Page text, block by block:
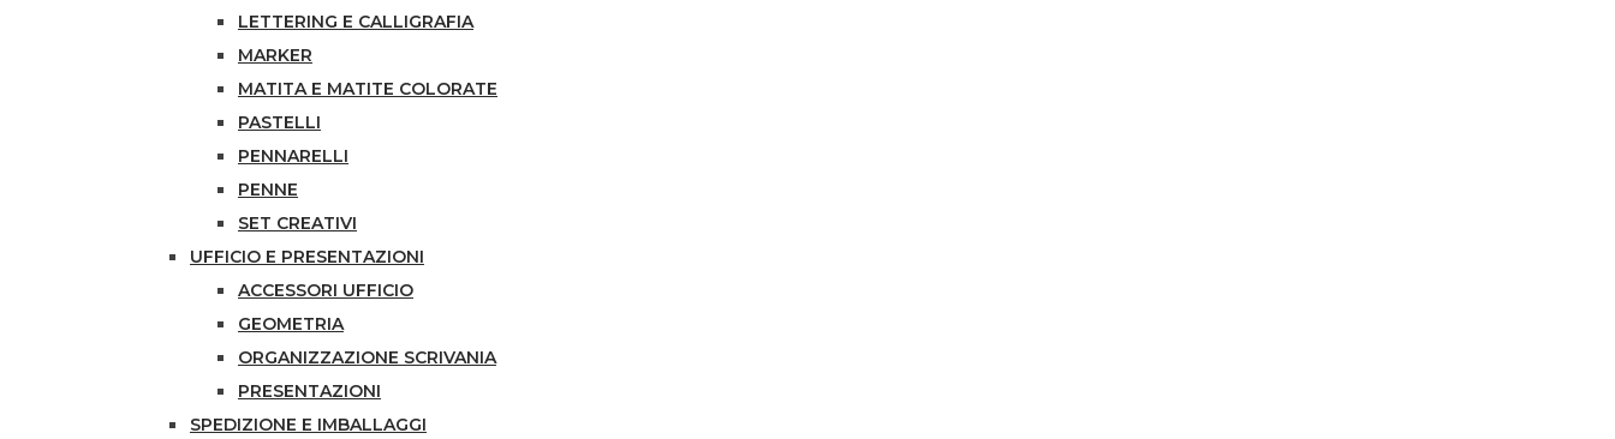
LETTERING E CALLIGRAFIA
MARKER
MATITA E MATITE COLORATE
PASTELLI
PENNARELLI
PENNE
SET CREATIVI
UFFICIO E PRESENTAZIONI
ACCESSORI UFFICIO
GEOMETRIA
ORGANIZZAZIONE SCRIVANIA
PRESENTAZIONI
SPEDIZIONE E IMBALLAGGI